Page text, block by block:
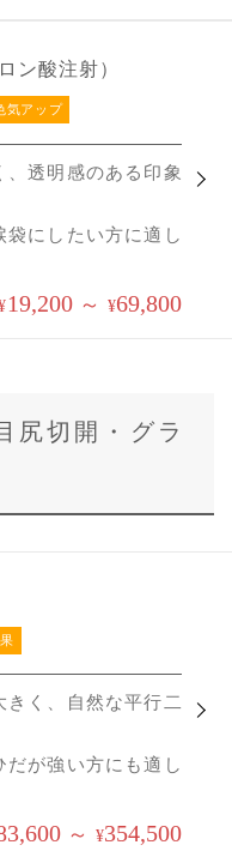
ン酸注射）
気アップ
透明感のある印象
袋にしたい方に適し
19,200 ～ ¥69,800
尻切開・グラ
きく、自然な平行二
だが強い方にも適し
～ ¥354,500